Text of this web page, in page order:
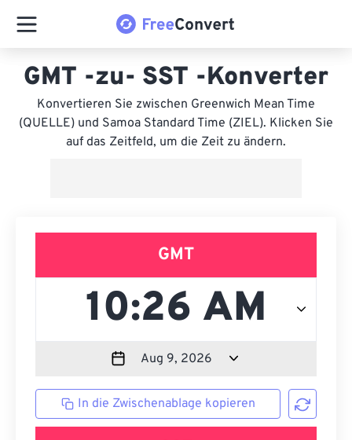
GMT -zu- SST -Konverter
Konvertieren Sie zwischen Greenwich Mean Time
(QUELLE) und Samoa Standard Time (ZIEL). Klicken Sie
auf das Zeitfeld, um die Zeit zu ändern.
GMT
In die Zwischenablage kopieren